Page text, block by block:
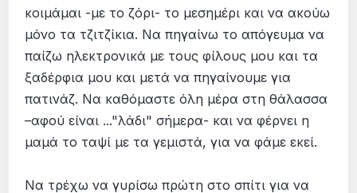
κοιμάμαι -με το ζόρι- το μεσημέρι και να ακούω
μόνο τα τζιτζίκια. Να πηγαίνω το απόγευμα να
παίζω ηλεκτρονικά με τους φίλους μου και τα
ξαδέρφια μου και μετά να πηγαίνουμε για
πατινάζ. Να καθόμαστε όλη μέρα στη θάλασσα
–αφού είναι ..."λάδι" σήμερα- και να φέρνει η
μαμά το ταψί με τα γεμιστά, για να φάμε εκεί.
Να τρέχω να γυρίσω πρώτη στο σπίτι για να